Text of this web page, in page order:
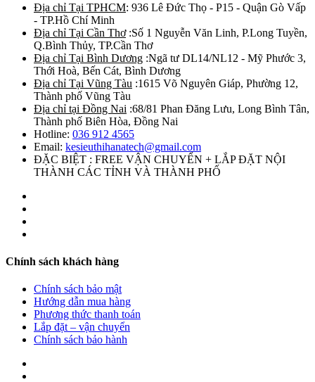
Địa chỉ Tại TPHCM: 936 Lê Đức Thọ - P15 - Quận Gò Vấp
- TP.Hồ Chí Minh
Địa chỉ Tại Cần Thơ:Số 1 Nguyễn Văn Linh, P.Long Tuyền,
Q.Bình Thủy, TP.Cần Thơ
Địa chỉ Tại Bình Dương :Ngã tư DL14/NL12 - Mỹ Phước 3,
Thới Hoà, Bến Cát, Bình Dương
Địa chỉ Tại Vũng Tàu :1615 Võ Nguyên Giáp, Phường 12,
Thành phố Vũng Tàu
Địa chỉ tại Đồng Nai :68/81 Phan Đăng Lưu, Long Bình Tân,
Thành phố Biên Hòa, Đồng Nai
Hotline: 036 912 4565
Email: kesieuthihanatech@gmail.com
ĐẶC BIỆT : FREE VẬN CHUYỂN + LẮP ĐẶT NỘI
THÀNH CÁC TỈNH VÀ THÀNH PHỐ
Chính sách khách hàng
Chính sách bảo mật
Hướng dẫn mua hàng
Phương thức thanh toán
Lắp đặt – vận chuyển
Chính sách bảo hành